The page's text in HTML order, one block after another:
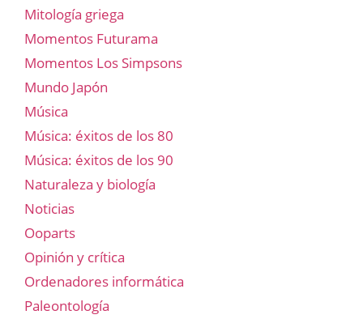
Mitología griega
Momentos Futurama
Momentos Los Simpsons
Mundo Japón
Música
Música: éxitos de los 80
Música: éxitos de los 90
Naturaleza y biología
Noticias
Ooparts
Opinión y crítica
Ordenadores informática
Paleontología